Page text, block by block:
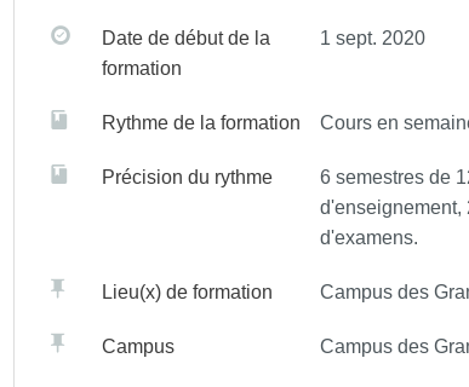
Date de début de la
formation
1 sept. 2020
Rythme de la formation Cours en
Précision du rythme
6 semestres de
d'enseignement,
d'examens.
Lieu(x) de formation Campus des
Campus Campus des